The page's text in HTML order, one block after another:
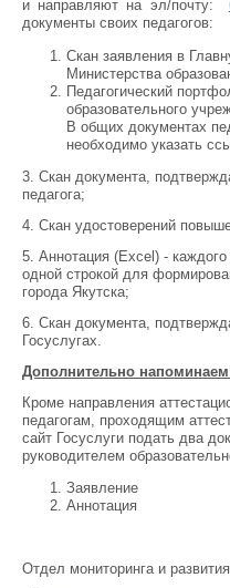
и направляют на эл/почту:
документы своих педагогов:
Скан заявления в
Министерства
Педагогический
образовательного
В общих документах
необходимо указать
3. Скан документа,
педагога;
4. Скан удостоверений
5. Аннотация (Excel) -
одной строкой для
города Якутска;
6. Скан документа,
Госуслугах.
Дополнительно
Кроме направления
педагогам, проходящим
сайт Госуслуги подать два
руководителем
Заявление
Аннотация
Отдел мониторинга и